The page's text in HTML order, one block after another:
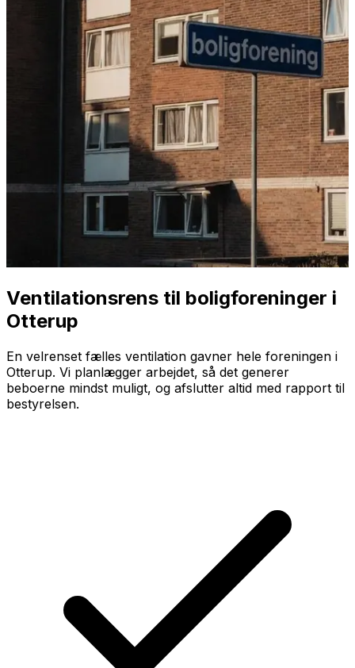
Ventilationsrens til boligforeninger i
Otterup
En velrenset fælles ventilation gavner hele foreningen i
Otterup. Vi planlægger arbejdet, så det generer
beboerne mindst muligt, og afslutter altid med rapport til
bestyrelsen.